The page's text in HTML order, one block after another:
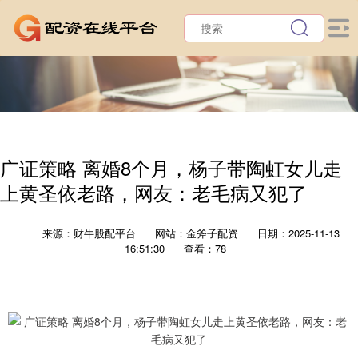
广证策略 离婚8个月，杨子带陶虹女儿走
上黄圣依老路，网友：老毛病又犯了
来源：财牛股配平台 网站：金斧子配资
日期：2025-11-13
16:51:30
查看：78